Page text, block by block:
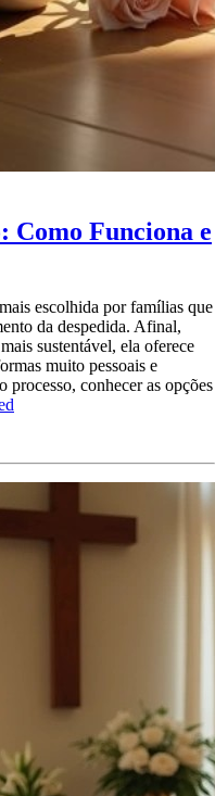
Como Funciona e
escolhida por famílias que
da despedida. Afinal,
sustentável, ela oferece
muito pessoais e
conhecer as opções